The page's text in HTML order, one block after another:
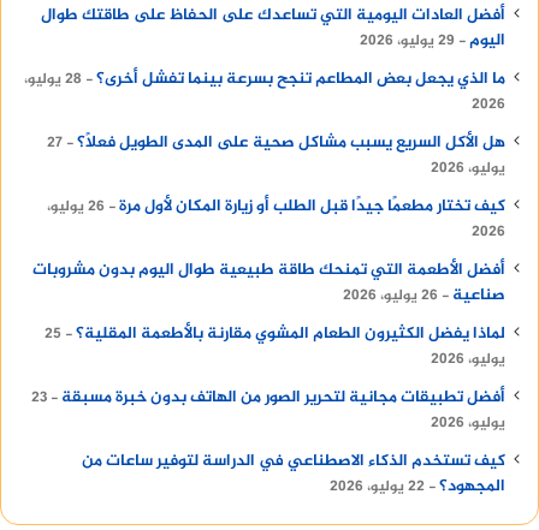
أفضل العادات اليومية التي تساعدك على الحفاظ على طاقتك طوال
اليوم
29 يوليو، 2026
ما الذي يجعل بعض المطاعم تنجح بسرعة بينما تفشل أخرى؟
28 يوليو،
2026
هل الأكل السريع يسبب مشاكل صحية على المدى الطويل فعلًا؟ 27
يوليو، 2026
كيف تختار مطعمًا جيدًا قبل الطلب أو زيارة المكان لأول مرة
26 يوليو،
2026
أفضل الأطعمة التي تمنحك طاقة طبيعية طوال اليوم بدون مشروبات
صناعية
26 يوليو، 2026
لماذا يفضل الكثيرون الطعام المشوي مقارنة بالأطعمة المقلية؟
25
يوليو، 2026
أفضل تطبيقات مجانية لتحرير الصور من الهاتف بدون خبرة مسبقة
23
يوليو، 2026
كيف تستخدم الذكاء الاصطناعي في الدراسة لتوفير ساعات من
المجهود؟ 22 يوليو، 2026